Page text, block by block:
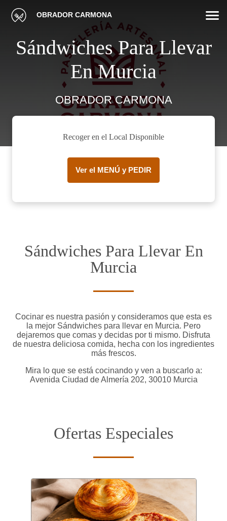
OBRADOR CARMONA
Sándwiches Para Llevar
En Murcia
OBRADOR CARMONA
Recoger en el Local Disponible
Ver el MENÚ y PEDIR
Sándwiches Para Llevar En
Murcia
Cocinar es nuestra pasión y consideramos que esta es
la mejor Sándwiches para llevar en Murcia. Pero
dejaremos que comas y decidas por ti mismo. Disfruta
de nuestra deliciosa comida, hecha con los ingredientes
más frescos.
Mira lo que se está cocinando y ven a buscarlo a:
Avenida Ciudad de Almería 202, 30010 Murcia
Ofertas Especiales